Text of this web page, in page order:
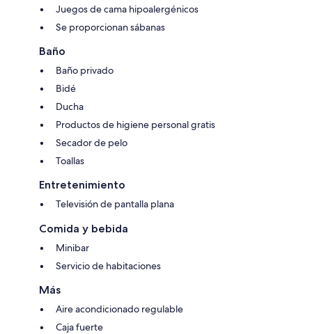
Juegos de cama hipoalergénicos
Se proporcionan sábanas
Baño
Baño privado
Bidé
Ducha
Productos de higiene personal gratis
Secador de pelo
Toallas
Entretenimiento
Televisión de pantalla plana
Comida y bebida
Minibar
Servicio de habitaciones
Más
Aire acondicionado regulable
Caja fuerte